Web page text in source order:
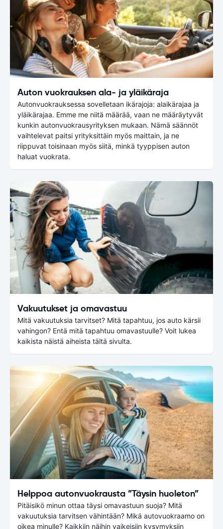
Auton vuokrauksen ala- ja yläikäraja
Autonvuokrauksessa sovelletaan ikärajoja: alaikärajaa ja
yläikärajaa. Emme me niitä määrää, vaan ne määräytyvät
kunkin autonvuokrausyrityksen mukaan. Nämä säännöt
vaihtelevat paitsi yrityksittäin myös maittain, ja ne
riippuvat toisinaan myös siitä, minkä tyyppisen auton
haluat vuokrata.
Vakuutukset ja omavastuu
Mitä vakuutuksia tarvitset? Mitä tapahtuu, jos auto kärsii
vahingon? Entä mitä tapahtuu omavastuulle? Voit lukea
kaikista näistä aiheista tältä sivulta.
Helppoa autonvuokrausta ”Täysin huoleton”
Pitäisikö minun ottaa täysi omavastuun suoja? Mitä
vakuutuksia tarvitsen vähintään? Mikä autovuokraamo on
oikea minulle? Kaikkiin näihin vaikeisiin kysymyksiin